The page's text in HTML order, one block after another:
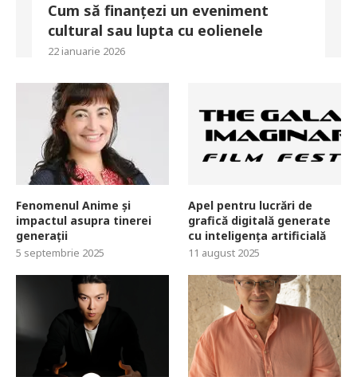
Cum să finanțezi un eveniment
cultural sau lupta cu eolienele
22 ianuarie 2026
Fenomenul Anime și
impactul asupra tinerei
generații
5 septembrie 2025
Apel pentru lucrări de
grafică digitală generate
cu inteligența artificială
11 august 2025